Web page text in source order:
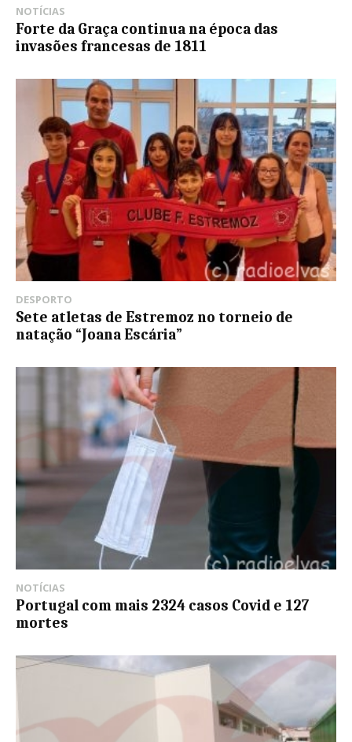
NOTÍCIAS
Forte da Graça continua na época das
invasões francesas de 1811
DESPORTO
Sete atletas de Estremoz no torneio de
natação “Joana Escária”
NOTÍCIAS
Portugal com mais 2324 casos Covid e 127
mortes